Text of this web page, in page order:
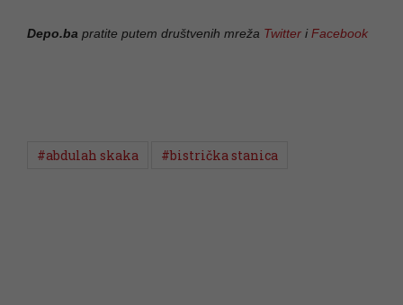
Depo.ba pratite putem društvenih mreža Twitter iFacebook
#abdulah skaka #bistrička stanica